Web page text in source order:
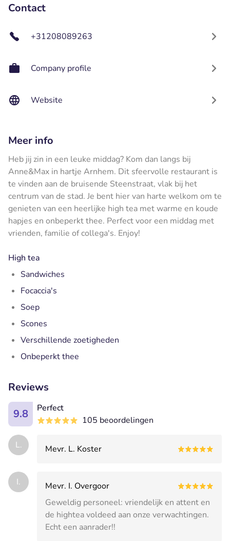
Contact
+31208089263
Company profile
Website
Meer info
Heb jij zin in een leuke middag? Kom dan langs bij
Anne&Max in hartje Arnhem. Dit sfeervolle restaurant is
te vinden aan de bruisende Steenstraat, vlak bij het
centrum van de stad. Je bent hier van harte welkom om te
genieten van een heerlijke high tea met warme en koude
hapjes en onbeperkt thee. Perfect voor een middag met
vrienden, familie of collega's. Enjoy!
High tea
Sandwiches
Focaccia's
Soep
Scones
Verschillende zoetigheden
Onbeperkt thee
Reviews
9.8
Perfect
105 beoordelingen
L. Mevr. L. Koster
I.
Mevr. I. Overgoor
Geweldig personeel: vriendelijk en attent en
de hightea voldeed aan onze verwachtingen.
Echt een aanrader!!